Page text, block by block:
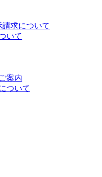
求について
いて
案内
ついて